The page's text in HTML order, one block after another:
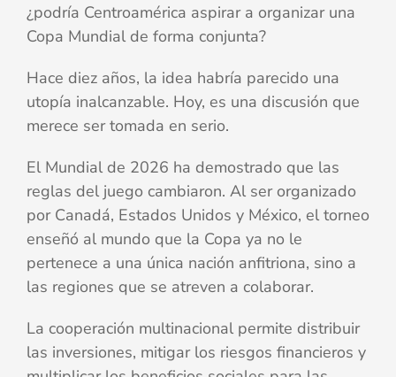
¿podría Centroamérica aspirar a organizar una
Copa Mundial de forma conjunta?
Hace diez años, la idea habría parecido una
utopía inalcanzable. Hoy, es una discusión que
merece ser tomada en serio.
El Mundial de 2026 ha demostrado que las
reglas del juego cambiaron. Al ser organizado
por Canadá, Estados Unidos y México, el torneo
enseñó al mundo que la Copa ya no le
pertenece a una única nación anfitriona, sino a
las regiones que se atreven a colaborar.
La cooperación multinacional permite distribuir
las inversiones, mitigar los riesgos financieros y